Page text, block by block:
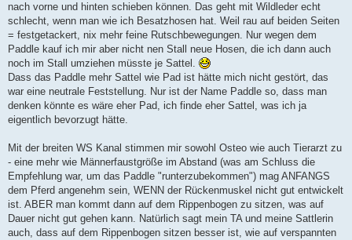
nach vorne und hinten schieben können. Das geht mit Wildleder echt
schlecht, wenn man wie ich Besatzhosen hat. Weil rau auf beiden Seiten
= festgetackert, nix mehr feine Rutschbewegungen. Nur wegen dem
Paddle kauf ich mir aber nicht nen Stall neue Hosen, die ich dann auch
noch im Stall umziehen müsste je Sattel.
Dass das Paddle mehr Sattel wie Pad ist hätte mich nicht gestört, das
war eine neutrale Feststellung. Nur ist der Name Paddle so, dass man
denken könnte es wäre eher Pad, ich finde eher Sattel, was ich ja
eigentlich bevorzugt hätte.
Mit der breiten WS Kanal stimmen mir sowohl Osteo wie auch Tierarzt zu
- eine mehr wie Männerfaustgröße im Abstand (was am Schluss die
Empfehlung war, um das Paddle "runterzubekommen") mag ANFANGS
dem Pferd angenehm sein, WENN der Rückenmuskel nicht gut entwickelt
ist. ABER man kommt dann auf dem Rippenbogen zu sitzen, was auf
Dauer nicht gut gehen kann. Natürlich sagt mein TA und meine Sattlerin
auch, dass auf dem Rippenbogen sitzen besser ist, wie auf verspannten